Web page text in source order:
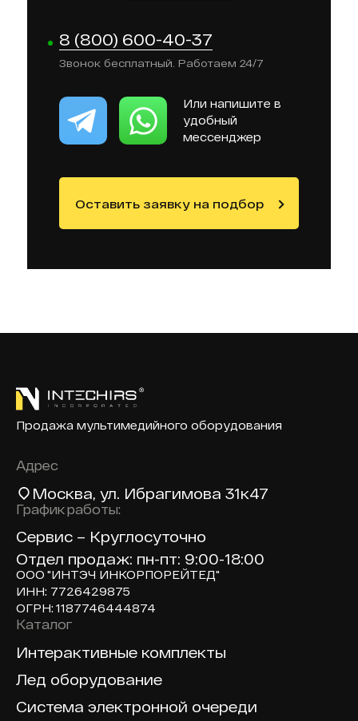
8 (800) 600-40-37
Звонок бесплатный. Работаем 24/7
Или напишите в
удобный
мессенджер
Оставить заявку на подбор
Продажа мультимедийного оборудования
Адрес
Москва, ул. Ибрагимова 31к47
График работы:
Сервис – Круглосуточно
Отдел продаж: пн-пт: 9:00-18:00
ООО "ИНТЭЧ ИНКОРПОРЕЙТЕД"
ИНН: 7726429875
ОГРН: 1187746444874
Доп навигация по сайту
Каталог
Интерактивные комплекты
Лед оборудование
Система электронной очереди